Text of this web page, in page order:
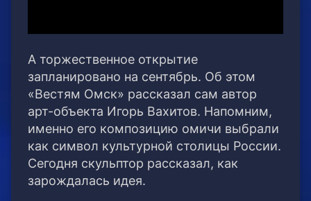
А торжественное открытие
запланировано на сентябрь. Об этом
«Вестям Омск» рассказал сам автор
арт-объекта Игорь Вахитов. Напомним,
именно его композицию омичи выбрали
как символ культурной столицы России.
Сегодня скульптор рассказал, как
зарождалась идея.